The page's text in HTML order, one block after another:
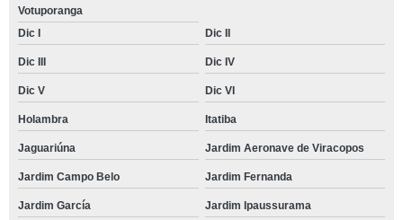
Votuporanga
Dic I
Dic II
Dic III Dic IV
Dic V Dic VI
Holambra Itatiba
Jaguariúna Jardim Aeronave de Viracopos
Jardim Campo Belo Jardim Fernanda
Jardim García Jardim Ipaussurama